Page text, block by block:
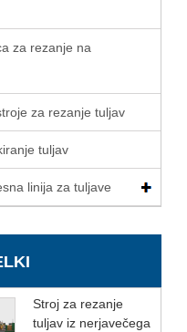
za rezanje na
za rezanje tuljav
tuljav
linija za tuljave
Stroj za rezanje
tuljav iz nerjavečega